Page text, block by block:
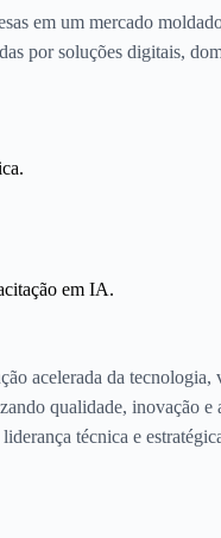
em um mercado
por soluções digitais,
em IA.
acelerada da tecnologia,
qualidade, inovação e
técnica e